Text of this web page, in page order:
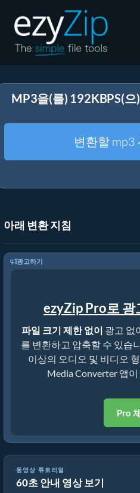
압축 해제
기타 도구
MP3을(를) 192KBPS(으
변환할 mp3
아래 변환 지침
광고하기
ezyZip Pro로 광
파일 크기 제한 없이 광고 없
를 변환하고 압축할 수 있습
이상의 오디오 및 비디오
Media Converter 앱
Pro
동영상 튜토리얼
60초 안내 영상 보기
미디어 파일 비트레이트 변환